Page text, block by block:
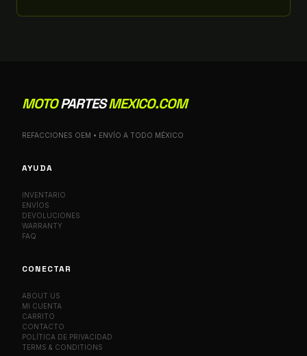
MOTOPARTESMEXICO.COM
REFACCIONES OEM • ENVÍO A TODO MÉXICO
AYUDA
INVENTARIO
ENVÍOS
DEVOLUCIONES
WARRANTY
FAQ
CONECTAR
ABOUT US
MI CUENTA
CARRITO
CONTACTO
POLÍTICA DE PRIVACIDAD
TERMS & CONDITIONS